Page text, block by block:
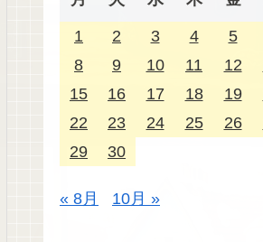
1 2 3 4 5
8
9 10 11 12
15
16 17 18 19
22
23 24 25 26
29
30
« 8月 10月 »